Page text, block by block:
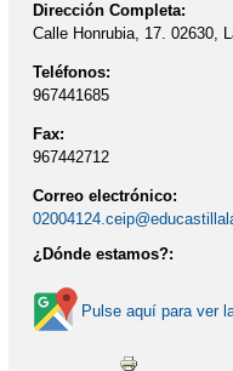
Dirección Completa:
Calle Honrubia, 17. 02630,
Teléfonos:
967441685
Fax:
967442712
Correo electrónico:
¿Dónde estamos?:
Pulse aquí para ver